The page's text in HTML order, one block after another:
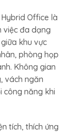
Office là
việc đa dạng
khu vực
phòng họp
Không gian
vách ngăn
công năng khi
tích, thích ứng